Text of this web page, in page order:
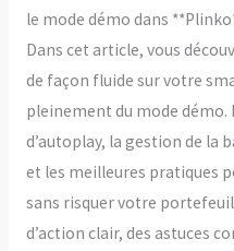
le mode démo dans
Dans cet article, vous
de façon fluide sur votre
pleinement du mode démo.
d’autoplay, la gestion de la
et les meilleures pratiques
sans risquer votre
d’action clair, des astuces